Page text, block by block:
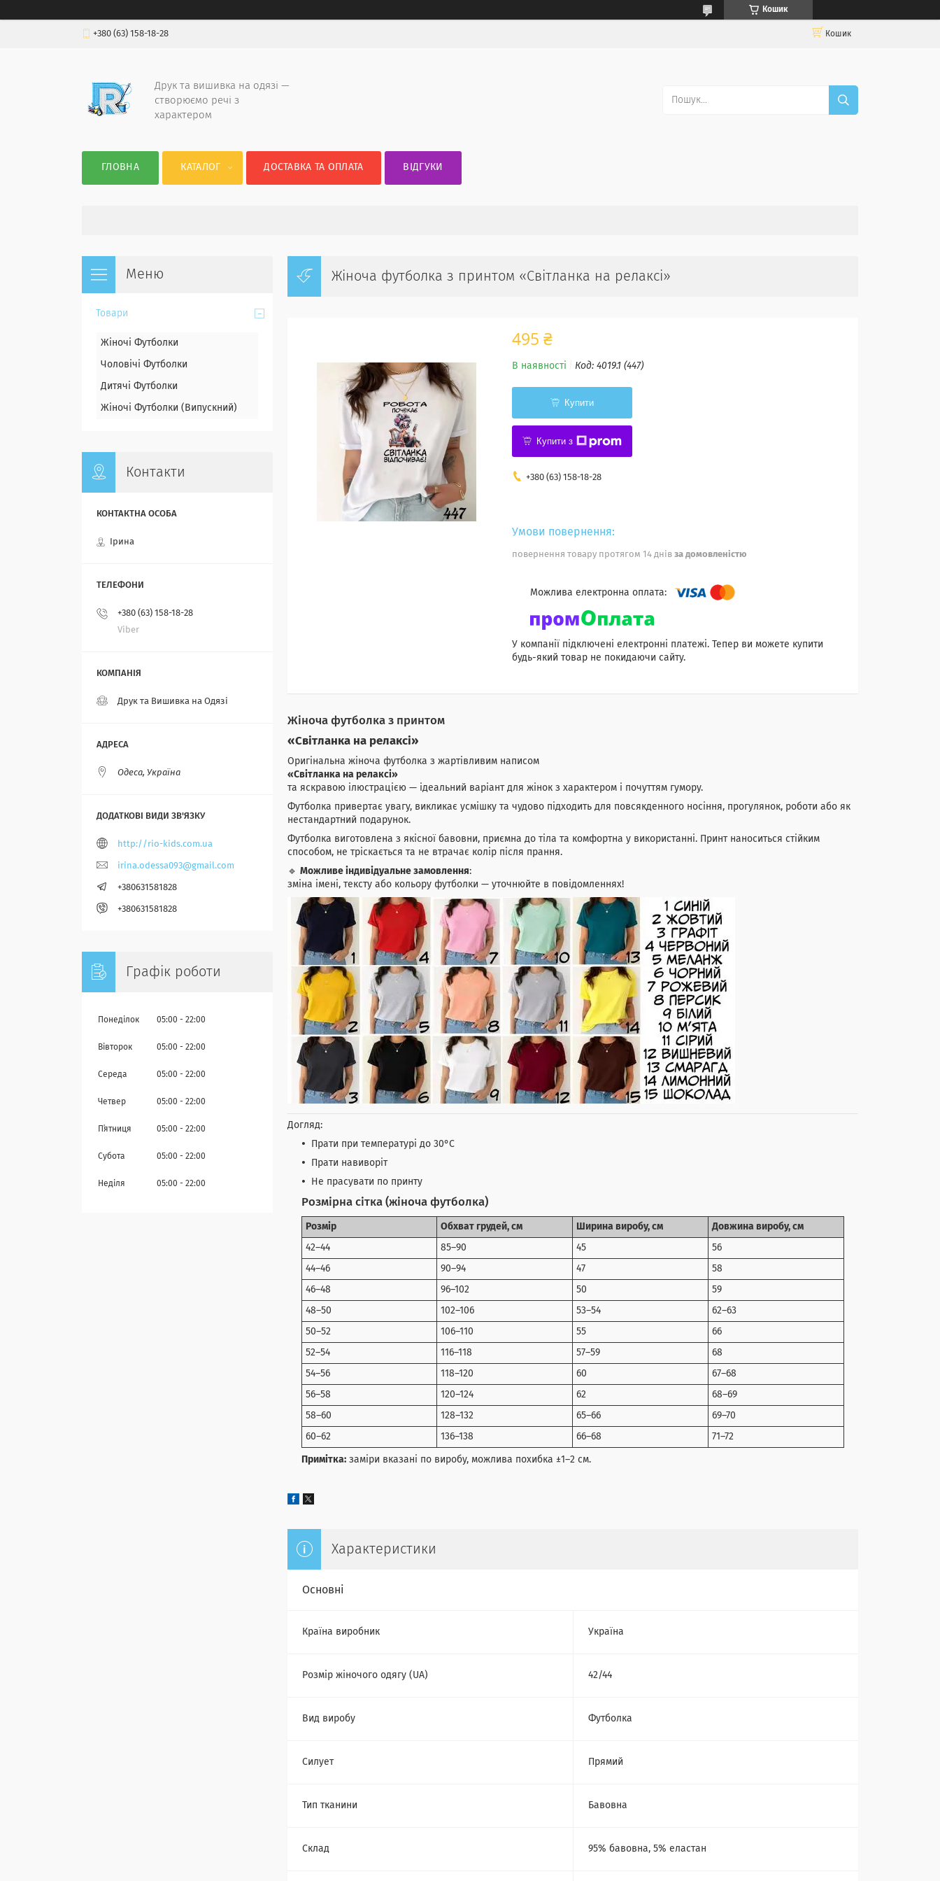
Кошик
+380 (63) 158-18-28 Кошик
Друк та вишивка на одязі —
створюємо речі з
характером
ГЛОВНА КАТАЛОГ ДОСТАВКА ТА ОПЛАТА ВІДГУКИ
Жіноча футболка з принтом «Світланка на релаксі»
495 ₴
В наявності Код: 4019.1 (447)
Купити
Купити з
+380 (63) 158-18-28
повернення товару протягом 14 днів за домовленістю
У компанії підключені електронні платежі. Тепер ви можете купити
будь-який товар не покидаючи сайту.
Жіноча футболка з принтом
«Світланка на релаксі»
Оригінальна жіноча футболка з жартівливим написом
«Світланка на релаксі»
та яскравою ілюстрацією — ідеальний варіант для жінок з характером і почуттям гумору.
Футболка привертає увагу, викликає усмішку та чудово підходить для повсякденного носіння, прогулянок, роботи або як
нестандартний подарунок.
Футболка виготовлена з якісної бавовни, приємна до тіла та комфортна у використанні. Принт наноситься стійким
способом, не тріскається та не втрачає колір після прання.
🔹 Можливе індивідуальне замовлення:
зміна імені, тексту або кольору футболки — уточнюйте в повідомленнях!
Догляд:
Прати при температурі до 30°C
Прати навиворіт
Не прасувати по принту
Розмірна сітка (жіноча футболка)
Розмір Обхват грудей, см Ширина виробу, см Довжина виробу, см
42–44 85–90 45 56
44–46 90–94 47 58
46–48 96–102 50 59
48–50 102–106 53–54 62–63
50–52 106–110 55 66
52–54 116–118 57–59 68
54–56 118–120 60 67–68
56–58 120–124 62 68–69
58–60 128–132 65–66 69–70
60–62 136–138 66–68 71–72
Примітка: заміри вказані по виробу, можлива похибка ±1–2 см.
Характеристики
Основні
Країна виробник Україна
Розмір жіночого одягу (UA) 42/44
Вид виробу Футболка
Силует Прямий
Тип тканини Бавовна
Склад 95% бавовна, 5% еластан
Товари
Жіночі Футболки
Чоловічі Футболки
Дитячі Футболки
Жіночі Футболки (Випускний)
Контакти
Ірина
+380 (63) 158-18-28
Viber
Друк та Вишивка на Одязі
Одеса, Україна
http://rio-kids.com.ua
irina.odessa093@gmail.com
+380631581828
+380631581828
Графік роботи
Понеділок 05:00 22:00
Вівторок 05:00 22:00
Середа 05:00 22:00
Четвер 05:00 22:00
Пʼятниця 05:00 22:00
Субота 05:00 22:00
Неділя 05:00 22:00